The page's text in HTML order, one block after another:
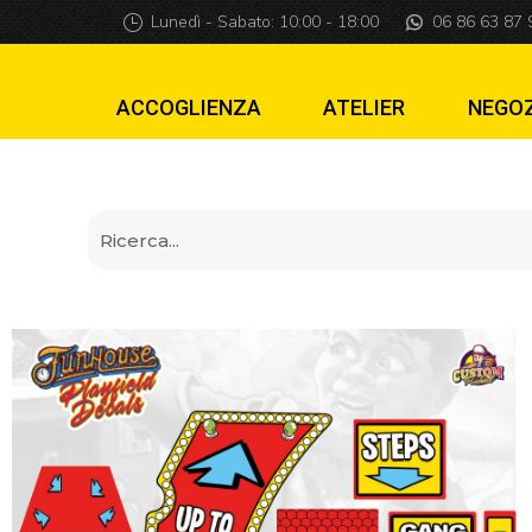
Sticker Kit
Lunedì - Sabato: 10:00 - 18:00 06 86 63 87
ACCOGLIENZA ATELIER